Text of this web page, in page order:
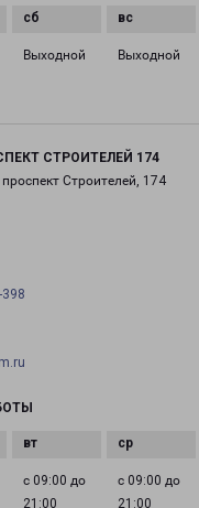
Выходной Выходной
СТРОИТЕЛЕЙ 174
Строителей, 174
с 09:00 до
21:00
с 09:00 до
21:00